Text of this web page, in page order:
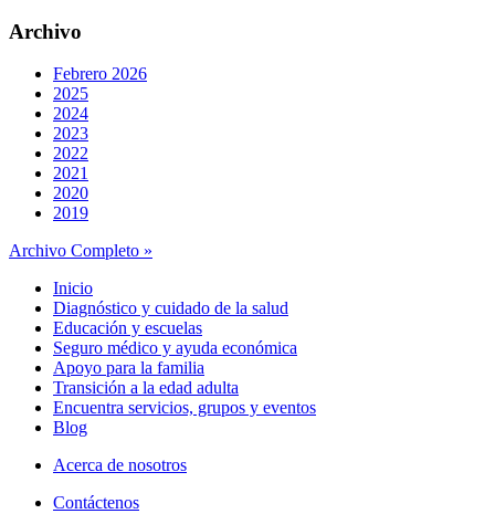
Archivo
Febrero 2026
2025
2024
2023
2022
2021
2020
2019
Archivo Completo »
Inicio
Diagnóstico y cuidado de la salud
Educación y escuelas
Seguro médico y ayuda económica
Apoyo para la familia
Transición a la edad adulta
Encuentra servicios, grupos y eventos
Blog
Acerca de nosotros
Contáctenos